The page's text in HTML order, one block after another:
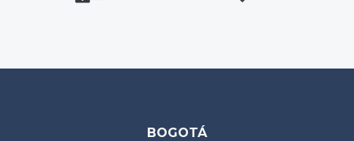
BOGOTÁ